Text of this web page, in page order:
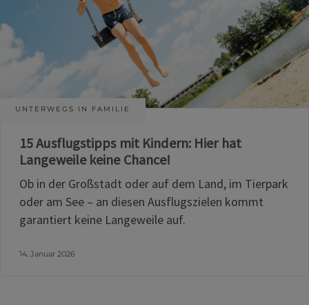
UNTERWEGS IN FAMILIE
15 Ausflugstipps mit Kindern: Hier hat
Langeweile keine Chance!
Ob in der Großstadt oder auf dem Land, im Tierpark
oder am See – an diesen Ausflugszielen kommt
garantiert keine Langeweile auf.
14. Januar 2026